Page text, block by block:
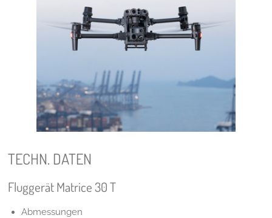
TECHN. DATEN
Fluggerät Matrice 30 T
Abmessungen